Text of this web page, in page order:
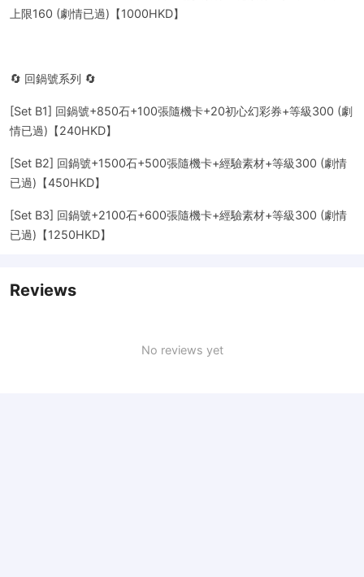
上限160 (劇情已過)【1000HKD】
🔄 回鍋號系列 🔄
[Set B1] 回鍋號+850石+100張隨機卡+20初心幻彩券+等級300 (劇
情已過)【240HKD】
[Set B2] 回鍋號+1500石+500張隨機卡+經驗素材+等級300 (劇情
已過)【450HKD】
[Set B3] 回鍋號+2100石+600張隨機卡+經驗素材+等級300 (劇情
已過)【1250HKD】
Reviews
No reviews yet